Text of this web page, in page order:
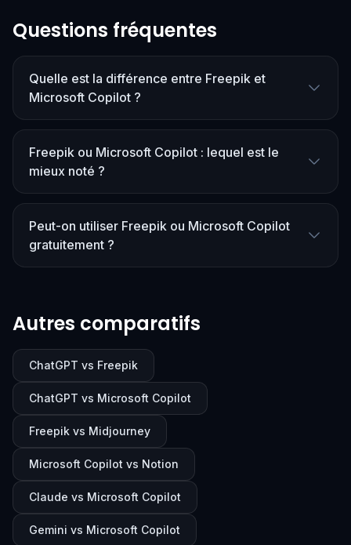
Questions fréquentes
Quelle est la différence entre Freepik et
Microsoft Copilot ?
Freepik ou Microsoft Copilot : lequel est le
mieux noté ?
Peut-on utiliser Freepik ou Microsoft Copilot
gratuitement ?
Autres comparatifs
ChatGPT vs Freepik
ChatGPT vs Microsoft Copilot
Freepik vs Midjourney
Microsoft Copilot vs Notion
Claude vs Microsoft Copilot
Gemini vs Microsoft Copilot